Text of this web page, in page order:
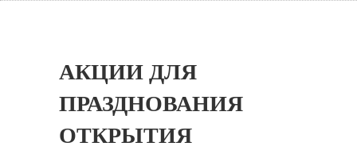
АКЦИИ ДЛЯ
ПРАЗДНОВАНИЯ
ОТКРЫТИЯ